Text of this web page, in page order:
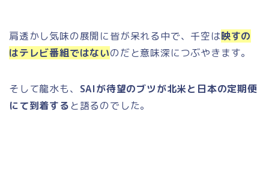
肩透かし気味の展開に皆が呆れる中で、千空は映すの
はテレビ番組ではないのだと意味深につぶやきます。
そして龍水も、 SAIが待望のブツが北米と日本の定期便
にて到着すると語るのでした。